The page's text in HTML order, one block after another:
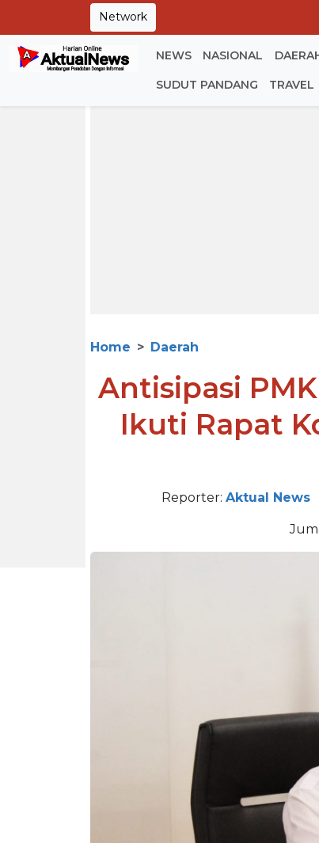
Network
NEWS NASIONAL
SUDUT PANDANG TRAVEL
Home Daerah
Antisipasi
Ikuti Rapat
Reporter: Aktual News